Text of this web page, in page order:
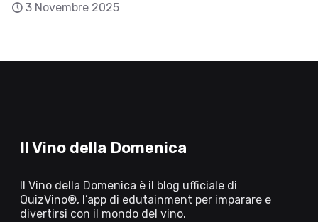
3 Novembre 2025
Il Vino della Domenica
Il Vino della Domenica è il blog ufficiale di
QuizVino®, l’app di edutainment per imparare e
divertirsi con il mondo del vino.